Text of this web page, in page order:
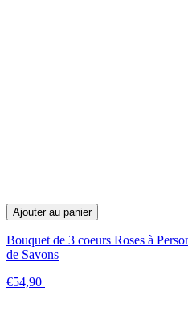
Ajouter au panier
Bouquet de 3 coeurs Roses à
de Savons
€54,90